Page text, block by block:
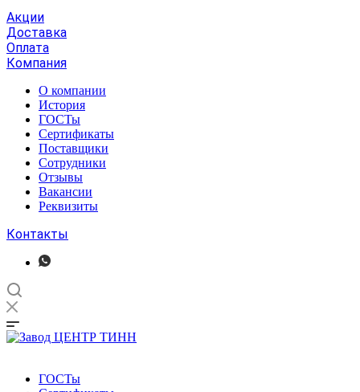
Акции
Доставка
Оплата
Компания
О компании
История
ГОСТы
Сертификаты
Поставщики
Сотрудники
Отзывы
Вакансии
Реквизиты
Контакты
ГОСТы